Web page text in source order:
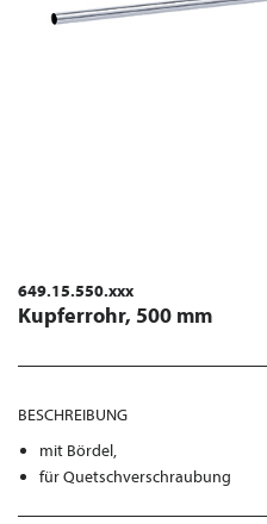
649.15.550.xxx
Kupferrohr, 500 mm
BESCHREIBUNG
mit Bördel,
für Quetschverschraubung